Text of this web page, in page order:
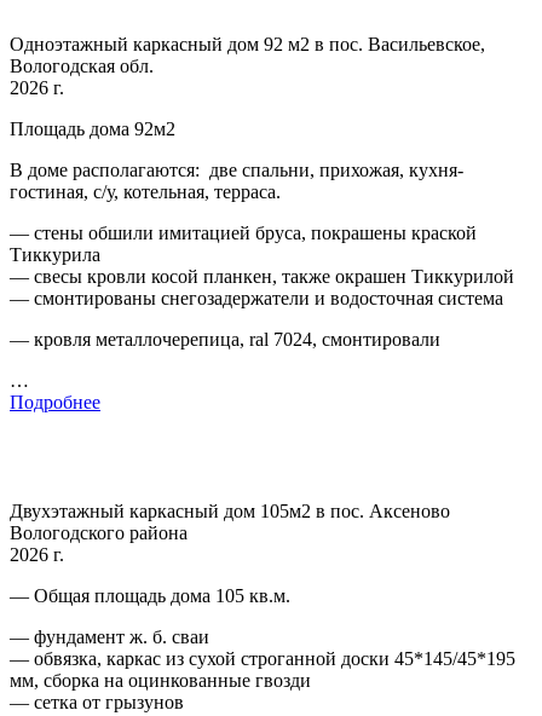
Одноэтажный каркасный дом 92 м2 в пос. Васильевское,
Вологодская обл.
2026 г.
Площадь дома 92м2
В доме располагаются: две спальни, прихожая, кухня-
гостиная, с/у, котельная, терраса.
— стены обшили имитацией бруса, покрашены краской
Тиккурила
— свесы кровли косой планкен, также окрашен Тиккурилой
— смонтированы снегозадержатели и водосточная система
— кровля металлочерепица, ral 7024, смонтировали
…
Подробнее
Двухэтажный каркасный дом 105м2 в пос. Аксеново
Вологодского района
2026 г.
— Общая площадь дома 105 кв.м.
— фундамент ж. б. сваи
— обвязка, каркас из сухой строганной доски 45*145/45*195
мм, сборка на оцинкованные гвозди
— сетка от грызунов